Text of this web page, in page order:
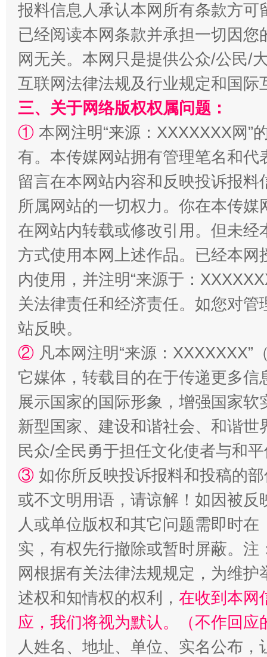
扯下公款旅游的“隐身衣” 如何以
“蜀中异人”王建安的艺术幻境
报料信息人承认本网所有条款方
已经阅读本网条款并承担一切因
网无关。本网只是提供公众/公民/
互联网法律法规及行业规定和国
三、关于网络版权权属问题：
① 本网注明“来源：XXXXXXX网”
有。本传媒网站拥有管理笔名和
留言在本网站内容和反映投诉报
所属网站的一切权力。你在本传
在网站内转载或修改引用。但未
方式使用本网上述作品。已经本
内使用，并注明“来源于：
关法律责任和经济责任。如您对
站反映。
② 凡本网注明“来源：
它媒体，转载目的在于传递更多
展示国家的国际形象，增强国家
新型国家、建设和谐社会、和谐
民众/全民勇于担任文化使者与和
③ 如你所反映投诉报料和投稿的
或不文明用语，请谅解！如因被
人或单位版权和其它问题需即时在
实，有权先行撤除或暂时屏蔽。
网根据有关法律法规规定，为维
述权和知情权的权利， 在收到本网
应，我们将视为默认。（不作回应
人姓名、地址、单位、实名公布